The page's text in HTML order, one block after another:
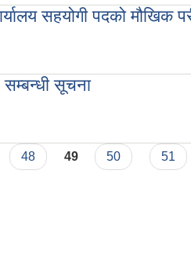
सहयोगी पदको मौखिक
सूचना
48 49 50 51